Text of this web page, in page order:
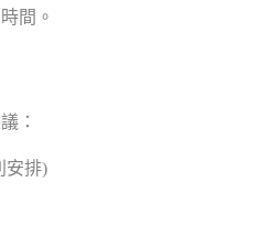
間。
：
安排)